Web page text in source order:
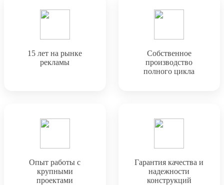
15 лет на рынке
рекламы
Собственное
производство
полного цикла
Опыт работы с
крупными
проектами
Гарантия качества и
надежности
конструкций